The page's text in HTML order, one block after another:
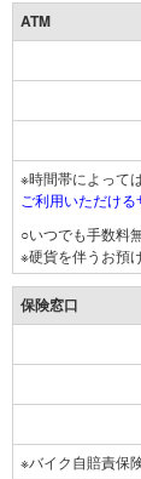
ATM
※時間帯によって
ご利用いただけ
○いつでも手数料
※硬貨を伴うお預
保険窓口
※バイク自賠責保